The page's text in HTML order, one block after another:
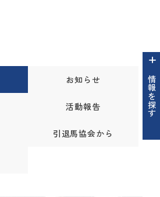
情報を探す
お知らせ
活動報告
引退馬協会から